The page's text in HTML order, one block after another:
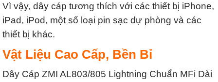
Vì vậy, dây cáp tương thích với các thiết bị iPhone,
iPad, iPod, một số loại pin sạc dự phòng và các
thiết bị khác.
Vật Liệu Cao Cấp, Bền Bỉ
Dây Cáp ZMI AL803/805 Lightning Chuẩn MFi Dài